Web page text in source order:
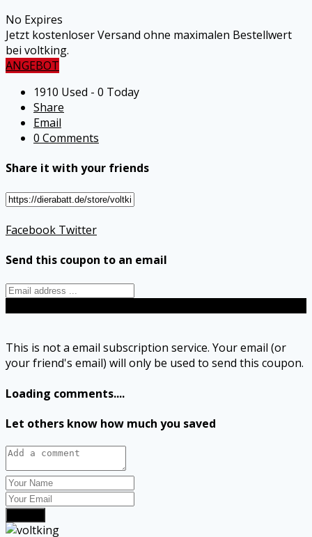
No Expires
Jetzt kostenloser Versand ohne maximalen Bestellwert
bei voltking.
ANGEBOT
1910 Used - 0 Today
Share
Email
0 Comments
Share it with your friends
Facebook Twitter
Send this coupon to an email
This is not a email subscription service. Your email (or
your friend's email) will only be used to send this coupon.
Loading comments....
Let others know how much you saved